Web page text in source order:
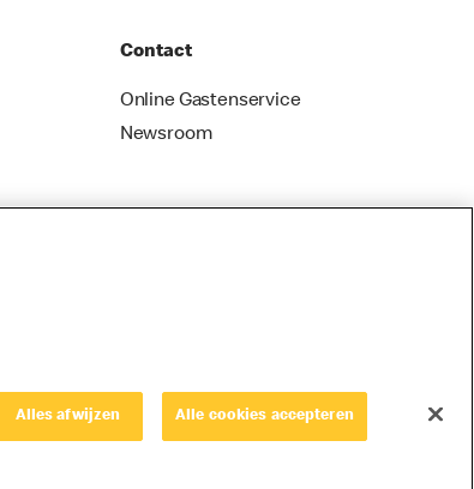
Contact
Online Gastenservice
Newsroom
Alles afwijzen Alle cookies accepteren